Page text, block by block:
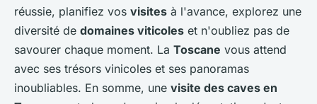
réussie, planifiez vos visites à l'avance, explorez une
diversité de domaines viticoles et n'oubliez pas de
savourer chaque moment. La Toscane vous attend
avec ses trésors vinicoles et ses panoramas
inoubliables. En somme, une visite des caves en